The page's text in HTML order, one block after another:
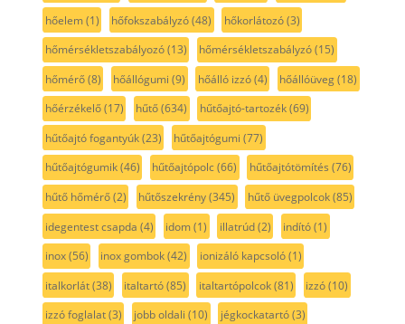
hőelem(1) hőfokszabályzó(48) hőkorlátozó(3)
hőmérsékletszabályozó(13) hőmérsékletszabályzó(15)
hőmérő(8) hőállógumi (9) hőálló izzó(4) hőállóüveg(18)
hőérzékelő(17) hűtő(634) hűtőajtó-tartozék(69)
hűtőajtó fogantyúk(23) hűtőajtógumi (77)
hűtőajtógumik(46) hűtőajtópolc(66) hűtőajtótömítés (76)
hűtő hőmérő(2) hűtőszekrény(345) hűtő üvegpolcok(85)
idegentest csapda (4) idom(1) illatrúd(2) indító(1)
inox(56) inox gombok(42) ionizáló kapcsoló(1)
italkorlát(38) italtartó(85) italtartópolcok(81) izzó(10)
izzó foglalat(3) jobb oldali (10) jégkockatartó(3)